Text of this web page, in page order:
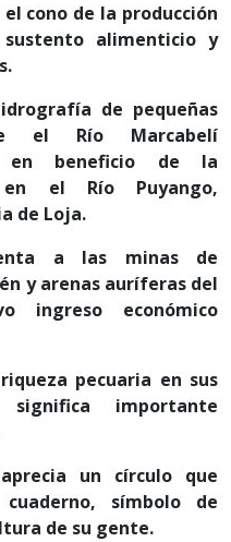
el cono de la producción
alimenticio y
de pequeñas
el Río Marcabelí
en beneficio de la
en el Río Puyango,
de Loja.
a las minas de
y arenas auríferas del
ingreso económico
pecuaria en sus
significa importante
un círculo que
símbolo de
de su gente.